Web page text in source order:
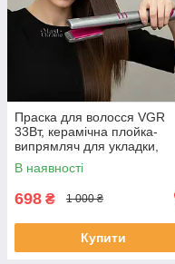
Праска для волосся VGR
33Вт, керамічна плойка-
випрямляч для укладки,
створення м’яких локонів та
об'єму, V-580
В наявності
698 ₴ 1 000 ₴
Купити